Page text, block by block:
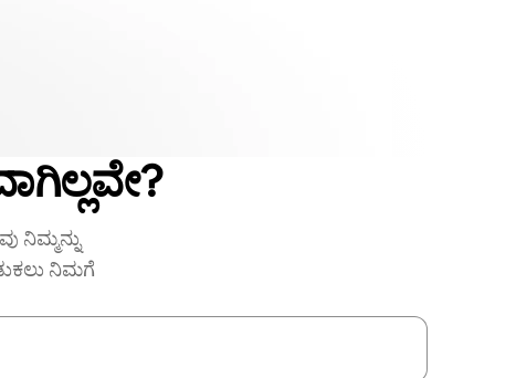
ನಿಮ್ಮನ್ನು
ನಿಮಗೆ